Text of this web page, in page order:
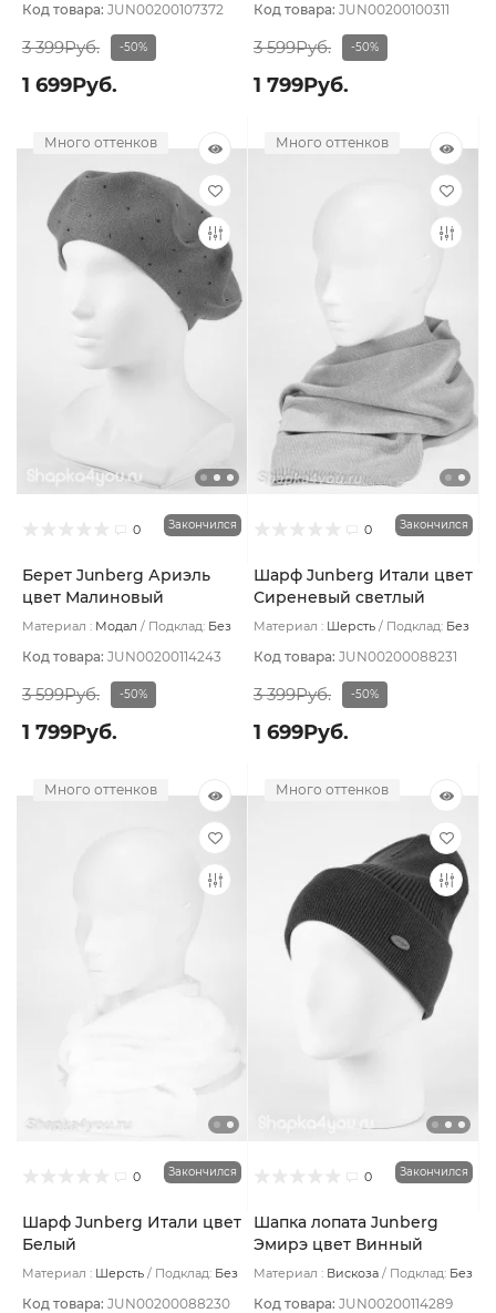
Код товара: JUN00200107372
3 399Руб. -50%
1 699Руб.
Код товара: JUN00200100311
3 599Руб. -50%
1 799Руб.
Много оттенков
0 Закончился
Берет Junberg Ариэль
цвет Малиновый
Материал : Модал Подклад: Без
Код товара: JUN00200114243
3 599Руб. -50%
1 799Руб.
Много оттенков
0 Закончился
Шарф Junberg Итали цвет
Сиреневый светлый
Материал : Шерсть Подклад: Без
Код товара: JUN00200088231
3 399Руб. -50%
1 699Руб.
Много оттенков
0 Закончился
Шарф Junberg Итали цвет
Белый
Материал : Шерсть Подклад: Без
Код товара: JUN00200088230
Много оттенков
0 Закончился
Шапка лопата Junberg
Эмирэ цвет Винный
Материал : Вискоза Подклад: Без
Код товара: JUN00200114289